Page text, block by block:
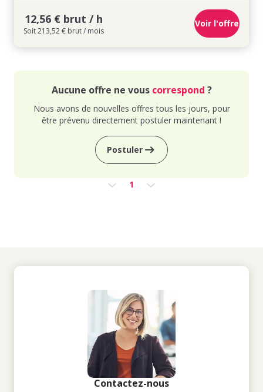
12,56 € brut / h
Soit 213,52 € brut / mois
Voir l'offre
Aucune offre ne vous correspond ?
Nous avons de nouvelles offres tous les jours, pour
être prévenu directement postuler maintenant !
Postuler
1
Contactez-nous